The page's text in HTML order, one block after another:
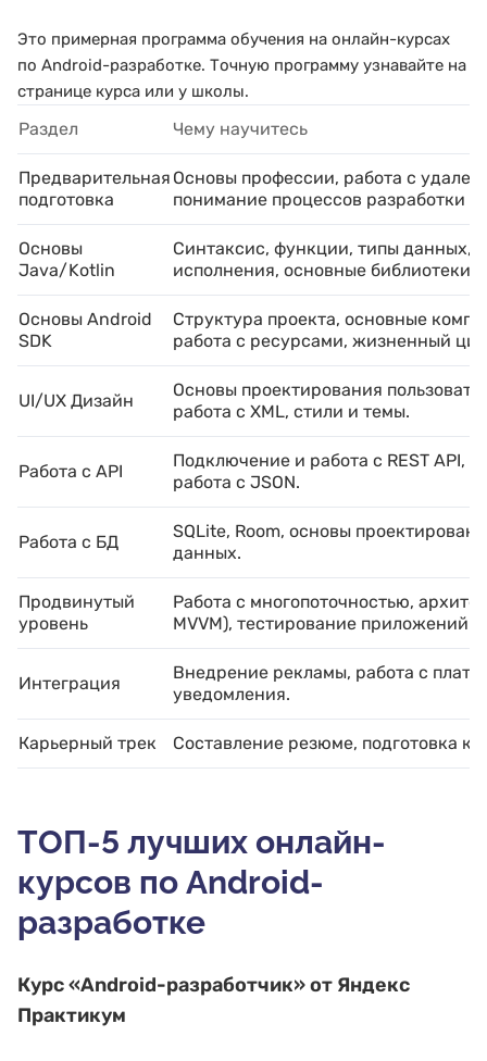
Это примерная программа обучения на онлайн-курсах
по Android-разработке. Точную программу узнавайте на
странице курса или у школы.
Раздел Чему научитесь
Предварительная
подготовка
Основы профессии, работа с
понимание процессов разработки
Основы
Java/Kotlin
Синтаксис, функции, типы данных,
исполнения, основные библиотеки.
Основы Android
SDK
Структура проекта, основные
работа с ресурсами, жизненный
UI/UX Дизайн
Основы проектирования
работа с XML, стили и темы.
Работа с API
Подключение и работа с REST API,
работа с JSON.
Работа с БД
SQLite, Room, основы
данных.
Продвинутый
уровень
Работа с многопоточностью,
MVVM), тестирование приложений.
Интеграция
Внедрение рекламы, работа с
уведомления.
Карьерный трек Составление резюме, подготовка к
ТОП-5 лучших онлайн-
курсов по Android-
разработке
Курс«Android-разработчик»от Яндекс
Практикум